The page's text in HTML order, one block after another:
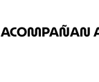
ACOMPAÑAN